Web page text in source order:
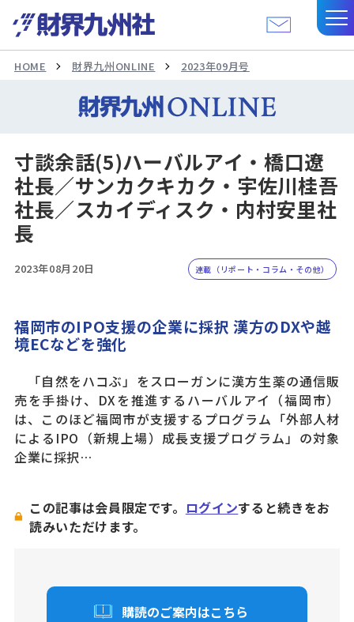
HOME 財界九州ONLINE 2023年09月号
寸談余話(5)ハーバルアイ・橋口遼
社長／サンカクキカク・宇佐川桂吾
社長／スカイディスク・内村安里社
長
2023年08月20日 連載（リポート・コラム・その他）
福岡市のIPO支援の企業に採択 漢方のDXや越
境ECなどを強化
「自然をハコぶ」をスローガンに漢方生薬の通信販
売を手掛け、DXを推進するハーバルアイ（福岡市）
は、このほど福岡市が支援するプログラム「外部人材
によるIPO（新規上場）成長支援プログラム」の対象
企業に採択…
この記事は会員限定です。 ログインすると続きをお
読みいただけます。
購読のご案内はこちら